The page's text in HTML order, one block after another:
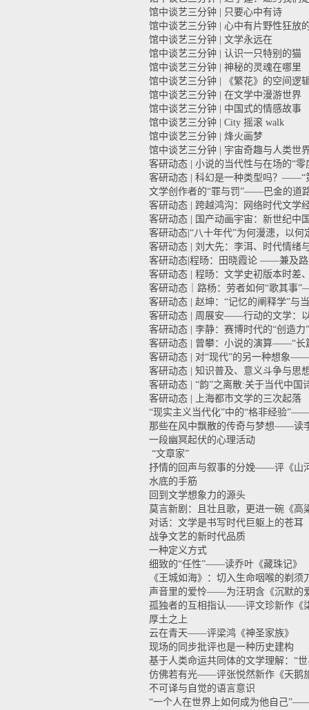
馆中谈艺三分钟 | 只要心中有诗
馆中谈艺三分钟 | 心中有片野性狂放
馆中谈艺三分钟 | 文学永远在
馆中谈艺三分钟 | 认识一只特别的猫
馆中谈艺三分钟 | 神秘的灵魂在哪里
馆中谈艺三分钟 | 《繁花》的空间逻
馆中谈艺三分钟 | 在文学中漫游世界
馆中谈艺三分钟 | 中国式的情感故事
馆中谈艺三分钟 | City 摇滚 walk
馆中谈艺三分钟 | 烽火画梦
馆中谈艺三分钟 | 宇宙奇趣与人类世
客研动态 | 小说的当代性与在场的“零
客研动态 | 科幻是一种类型吗？——“
文学创作者的“罪与罚”——巴金的道
客研动态 | 跨越鸿沟：网络时代文学
客研动态 | 国产动画宇宙：新世纪中
客研动态|“八十年代”为何漫漶，以
客研动态 | 刘大先：李洱、时代情绪
客研动态|程旸：田晓霞论 ——兼及路
客研动态 | 程旸：文学史初版本时差
客研动态｜路杨：劳者如何“歌其事
客研动态 | 赵坤：“记忆的阐释学”
客研动态 | 周展安——行动的文学：
客研动态 | 李静：赛博时代的“创造力
客研动态 | 曾攀：小说的演算——“长
客研动态 | 对“现代”的另一种想象
客研动态 | 知识普及、意义斗争与
客研动态 | “韵”之离散:关于当代中国
客研动态 | 上海都市文学的三次起落
“现实主义当代化”中的“格非经验
那些在风中飘散的传奇与梦想——读
一段幽冥起伏的心理活动
“文章家”
抒情的回声与叙事的分娩——评《山
水底的手筋
回到文学想象力的源头
莫言新剧：且壮且歌，更进一碗《高
对话：文学是书写时代巨躯上的苍耳
战争文艺的新时代品质
一种定义方式
细致的“任性”——读乔叶《藏珠记》
《王城如海》：切入生命咽喉的剃须
声音里的爱怜——为汪玥含《沉默的
孤独者的互相指认——评文珍新作《
厚土之上
云在青天——评梁鸿《神圣家族》
现场的同步批评也是一种历史建构
基于人类命运共同体的文学理解：“
仿佛若有光——评张悦然新作《天鹅
不可译与自觉的语言意识
“一个人在世界上如何成为他自己